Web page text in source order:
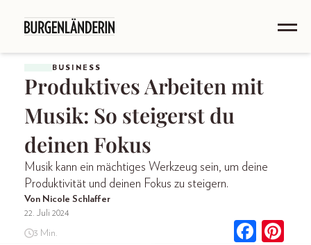
BUSINESS
Produktives Arbeiten mit
Musik: So steigerst du
deinen Fokus
Musik kann ein mächtiges Werkzeug sein, um deine
Produktivität und deinen Fokus zu steigern.
Von Nicole Schlaffer
22. Juli 2024
3 Min.